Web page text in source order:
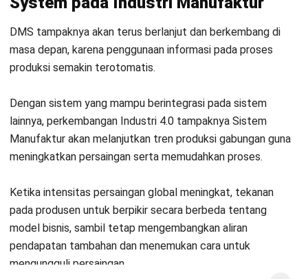
Contoh Laporan Harga Pokok
Penjualan & Langkah Membuatnya
Kinan Eliana- 09/07/2026
MANUFACTURING
Manufacturing Excellence: Pengertian,